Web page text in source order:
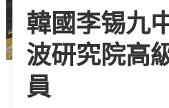
韓國李锡九
波研究院高
員